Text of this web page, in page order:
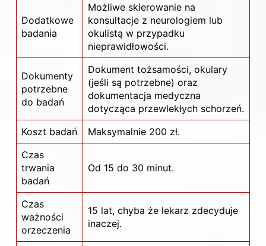
Dodatkowe
badania
Możliwe skierowanie na
konsultacje z neurologiem lub
okulistą w przypadku
nieprawidłowości.
Dokumenty
potrzebne
do badań
Dokument tożsamości, okulary
(jeśli są potrzebne) oraz
dokumentacja medyczna
dotycząca przewlekłych schorzeń.
Koszt badań
Maksymalnie 200 zł.
Czas
trwania
badań
Od 15 do 30 minut.
Czas
ważności
orzeczenia
15 lat, chyba że lekarz zdecyduje
inaczej.